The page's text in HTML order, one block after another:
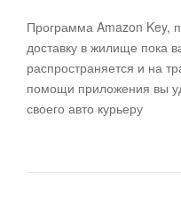
Программа Amazon Key,
доставку в жилище пока
распространяется и на
помощи приложения вы
своего авто курьеру